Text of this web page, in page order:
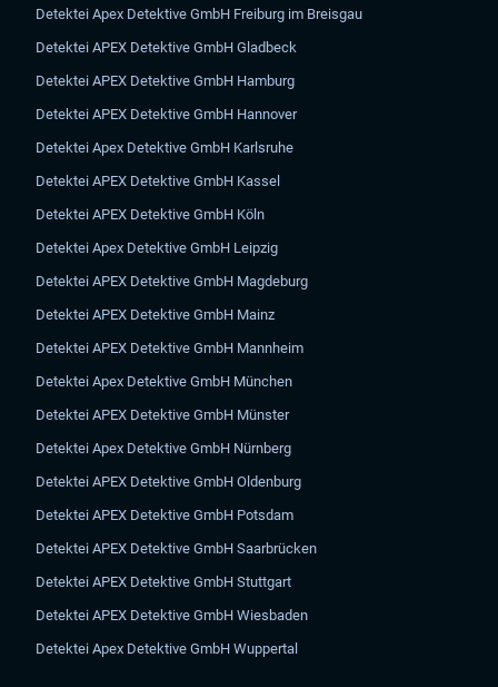
Detektei Apex Detektive GmbH Freiburg im Breisgau
Detektei APEX Detektive GmbH Gladbeck
Detektei APEX Detektive GmbH Hamburg
Detektei APEX Detektive GmbH Hannover
Detektei Apex Detektive GmbH Karlsruhe
Detektei APEX Detektive GmbH Kassel
Detektei APEX Detektive GmbH Köln
Detektei Apex Detektive GmbH Leipzig
Detektei APEX Detektive GmbH Magdeburg
Detektei APEX Detektive GmbH Mainz
Detektei APEX Detektive GmbH Mannheim
Detektei Apex Detektive GmbH München
Detektei APEX Detektive GmbH Münster
Detektei Apex Detektive GmbH Nürnberg
Detektei APEX Detektive GmbH Oldenburg
Detektei APEX Detektive GmbH Potsdam
Detektei APEX Detektive GmbH Saarbrücken
Detektei APEX Detektive GmbH Stuttgart
Detektei APEX Detektive GmbH Wiesbaden
Detektei Apex Detektive GmbH Wuppertal